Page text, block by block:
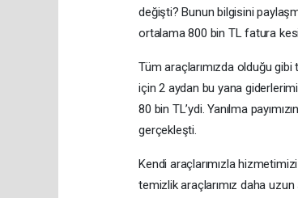
değişti? Bunun bilgisini
ortalama 800 bin TL fatura
Tüm araçlarımızda olduğu
için 2 aydan bu yana
80 bin TL’ydi. Yanılma
gerçekleşti.
Kendi araçlarımızla
temizlik araçlarımız daha